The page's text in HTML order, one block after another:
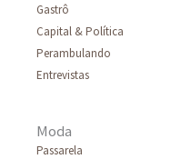
Gastrô
Capital & Política
Perambulando
Entrevistas
Moda
Passarela